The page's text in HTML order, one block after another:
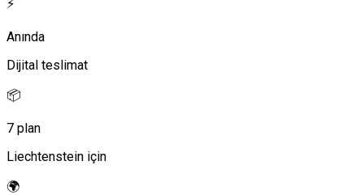
⚡
Anında
Dijital teslimat
📦
7 plan
Liechtenstein için
🌍